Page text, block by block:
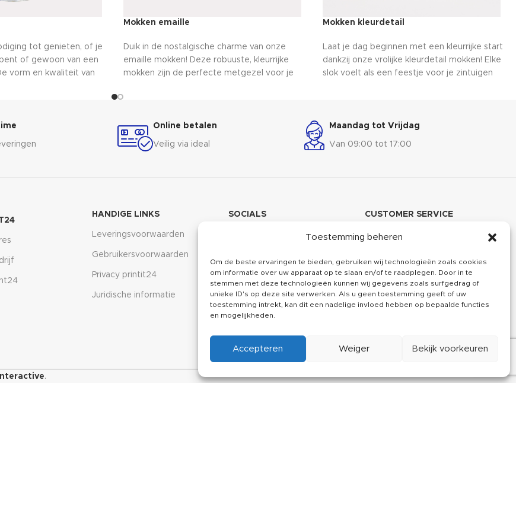
Toestemming beheren
Om de beste ervaringen te bieden, gebruiken wij technologieën zoals cookies
om informatie over uw apparaat op te slaan en/of te raadplegen. Door in te
stemmen met deze technologieën kunnen wij gegevens zoals surfgedrag of
unieke ID's op deze site verwerken. Als u geen toestemming geeft of uw
toestemming intrekt, kan dit een nadelige invloed hebben op bepaalde functies
en mogelijkheden.
Accepteren Weiger Bekijk voorkeuren
tot genieten, of je
of gewoon van een
vorm en kwaliteit van
verrijk je momenten met
eerbetoon aan genot
Mokken emaille
Duik in de nostalgische charme van onze
emaille mokken! Deze robuuste, kleurrijke
mokken zijn de perfecte metgezel voor je
picknicken of gewoon thuis.
Mokken kleurdetail
Laat je dag beginnen met een kleurrijke start
dankzij onze vrolijke kleurdetail mokken! Elke
slok voelt als een feestje voor je zintuigen
koffie, thee of chocolademelk is, onze
aan elk moment van de dag!
Online betalen
Veilig via ideal
Maandag tot Vrijdag
Van 09:00 tot 17:00
HANDIGE LINKS
Leveringsvoorwaarden
Gebruikersvoorwaarden
Privacy printit24
Juridische informatie
SOCIALS
Linkdin
CUSTOMER SERVICE
Over ons
Klachten
Contact
.